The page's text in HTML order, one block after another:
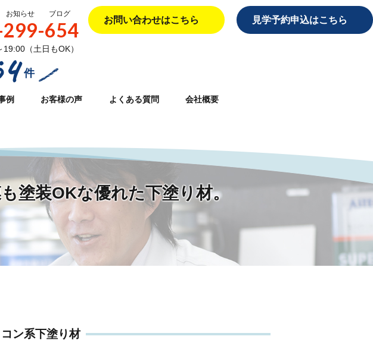
お知らせ ブログ
654
（土日もOK）
お問い合わせはこちら 見学予約申込はこちら
件
例 お客様の声 よくある質問 会社概要
wp-content/themes/daiei/single.phpon line10
塗装OKな優れた下塗り材。
ン系下塗り材